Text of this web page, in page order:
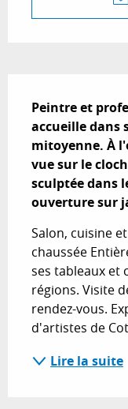
Peintre et
accueille dans
mitoyenne. À
vue sur le
sculptée dans
ouverture sur
Salon, cuisine
chaussée
ses tableaux et
régions. Visite
rendez-vous.
d'artistes de
Lire la suite